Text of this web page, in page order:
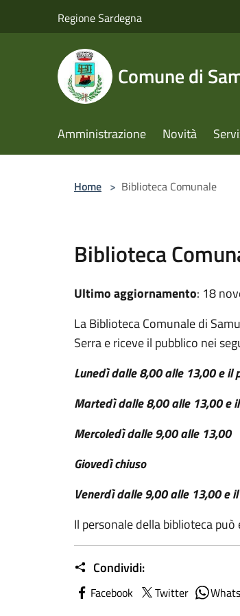
Regione Sardegna
Comune di
Amministrazione Novità
Home > Biblioteca Comunale
Biblioteca
Ultimo aggiornamento: 18
La Biblioteca Comunale di
Serra e riceve il pubblico nei
Lunedì dalle 8,00 alle 13,00 e
Martedì dalle 8,00 alle 13,00 e
Mercoledì dalle 9,00 alle 13,00
Giovedì chiuso
Venerdì dalle 9,00 alle 13,00 e
Il personale della biblioteca
Condividi:
Facebook Twitter